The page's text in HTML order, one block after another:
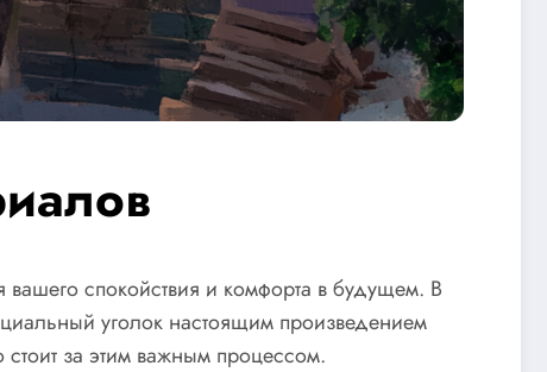
вашего спокойствия и комфорта в будущем. В
уголок настоящим произведением
стоит за этим важным процессом.